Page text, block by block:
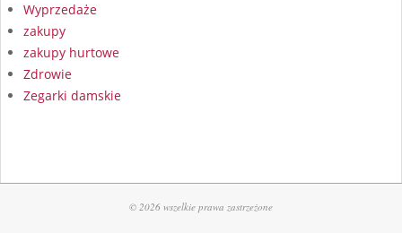
Wyprzedaże
zakupy
zakupy hurtowe
Zdrowie
Zegarki damskie
© 2026 wszelkie prawa zastrzeżone